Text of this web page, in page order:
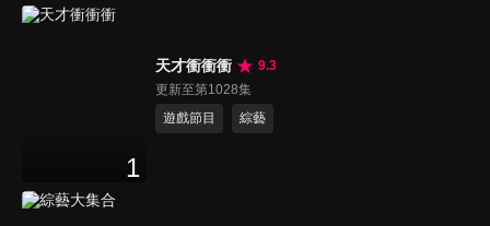
1
天才衝衝衝
9.3
更新至第1028集
遊戲節目
綜藝